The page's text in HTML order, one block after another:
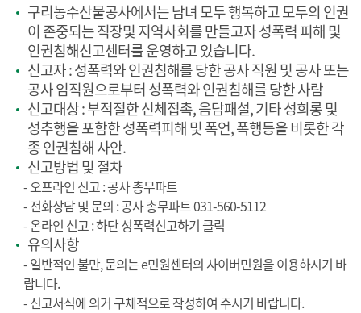
구리농수산물공사에서는 남녀 모두 행복하고 모두의 인권
이 존중되는 직장및 지역사회를 만들고자 성폭력 피해 및
인권침해신고센터를 운영하고 있습니다.
신고자 : 성폭력와 인권침해를 당한 공사 직원 및 공사 또는
공사 임직원으로부터 성폭력와 인권침해를 당한 사람
신고대상 : 부적절한 신체접촉, 음담패설, 기타 성희롱 및
성추행을 포함한 성폭력피해 및 폭언, 폭행등을 비롯한 각
종 인권침해 사안.
신고방법 및 절차
- 오프라인 신고 : 공사 총무파트
- 전화상담 및 문의 : 공사 총무파트 031-560-5112
- 온라인 신고 : 하단 성폭력신고하기 클릭
유의사항
- 일반적인 불만, 문의는 e민원센터의 사이버민원을 이용하시기 바
랍니다.
- 신고서식에 의거 구체적으로 작성하여 주시기 바랍니다.